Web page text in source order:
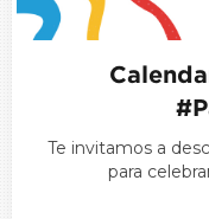
Te invitamos a
para